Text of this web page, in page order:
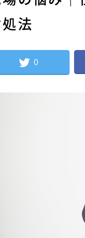
法
0